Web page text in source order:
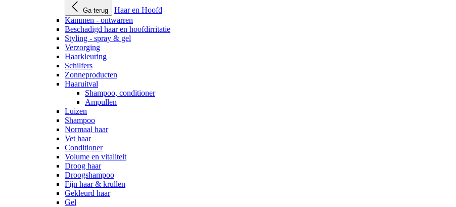
Ga terug
Haar en Hoofd
Kammen - ontwarren
Beschadigd haar en hoofdirritatie
Styling - spray & gel
Verzorging
Haarkleuring
Schilfers
Zonneproducten
Haaruitval
Shampoo, conditioner
Ampullen
Luizen
Shampoo
Normaal haar
Vet haar
Conditioner
Volume en vitaliteit
Droog haar
Droogshampoo
Fijn haar & krullen
Gekleurd haar
Gel